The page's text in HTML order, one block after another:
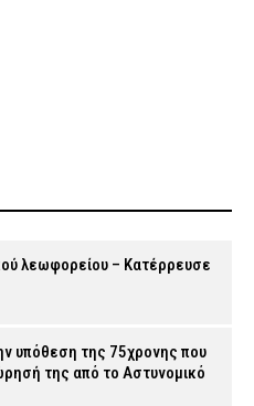
λεωφορείου – Κατέρρευσε
υπόθεση της 75χρονης που
της από το Αστυνομικό